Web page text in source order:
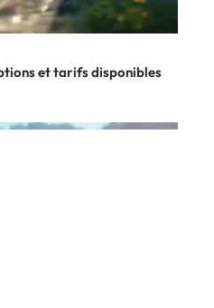
et tarifs disponibles